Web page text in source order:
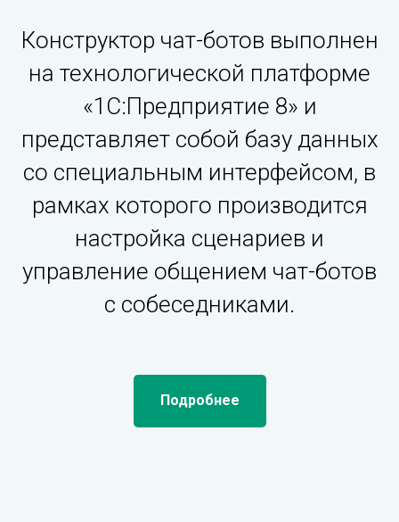
Конструктор чат-ботов выполнен
на технологической платформе
«1С:Предприятие 8» и
представляет собой базу данных
со специальным интерфейсом, в
рамках которого производится
настройка сценариев и
управление общением чат-ботов
с собеседниками.
Подробнее